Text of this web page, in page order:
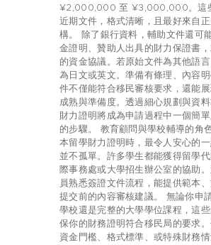
¥2,000,000 至 ¥3,000,000。這
近期文件，格式清晰，且最好來自
構。 除了銀行資料，輔助文件還可
金證明、贊助人出具的財力保證書
的資金協議。若原始文件為其他語
為日文或英文。準備有條理、內容
件不僅能符合移民審核要求，還能
成熟與準備度。透過細心規劃與資
財力證明將成為申請過程中一個簡
的步驟。 教育顧問與學校輔導的角
本留學財力證明時，最令人安心的
並不孤單。許多學生都能獲得留學
際事務處或大學招生辦公室的協助
員熟悉簽證文件流程，能提供範本
提交前的內容審核建議。 無論你申
學校還是完整的大學學位課程，這
保你的財務證明符合移民局的要求
資金門檻、格式標準、或特殊財務